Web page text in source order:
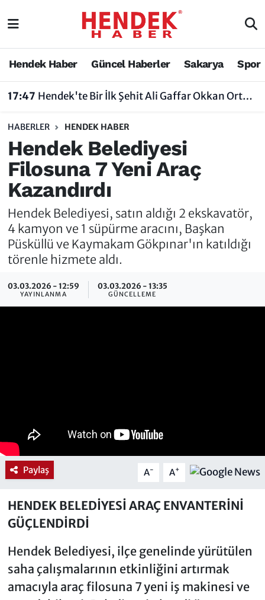
Hendek Haber Güncel Haberler Sakarya Spor
17:47Hendek'te Bir İlk Şehit Ali Gaffar Okkan Ortaokulu Çoklu Yabancı Dil Uygulama Okulu Oldu
12:00 Türkiye Radyo Amatörleri Cemiyeti​​​​​​​ Sakarya Şubesi 11. Olağan Genel Kurulu Düzenleyecek
HABERLER HENDEK HABER
Hendek Belediyesi
Filosuna 7 Yeni Araç
Kazandırdı
Hendek Belediyesi, satın aldığı 2 ekskavatör,
4 kamyon ve 1 süpürme aracını, Başkan
Püsküllü ve Kaymakam Gökpınar'ın katıldığı
törenle hizmete aldı.
03.03.2026 - 12:59
YAYINLANMA
03.03.2026 - 13:35
GÜNCELLEME
Paylaş A- A+
HENDEK BELEDİYESİ ARAÇ ENVANTERİNİ
GÜÇLENDİRDİ
Hendek Belediyesi, ilçe genelinde yürütülen
saha çalışmalarının etkinliğini artırmak
amacıyla araç filosuna 7 yeni iş makinesi ve
Hendek Haber
Nöbetçi Eczaneler
Vefat Edenler
Hendek Haber
Hakkında
Hendek Haber Reklam Servisi
Künye
İletişim
Sakarya Nöbetçi Eczaneler
Sakarya Trafik Yoğunluk Haritası
Tüm Manşetler
Son Dakika Haberleri
Haber Arşivi